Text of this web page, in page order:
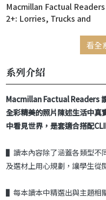
Macmillan Factual Readers
2+: Lorries, Trucks and
看全
系列介紹
Macmillan Factual Readers
全彩精美的照片陳述生活中真
中看見世界，是套適合搭配
▌讀本內容除了涵蓋各類型不
及選材上用心規劃，讓學生從
▌每本讀本中精選出與主題相